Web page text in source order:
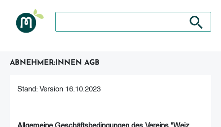
Suche nach: Zum Beispiel Wein, Fleisch, Keramik,
Suche
ABNEHMER:INNEN AGB
Stand: Version 16.10.2023
Allgemeine Geschäftsbedingungen des Vereins "Weiz